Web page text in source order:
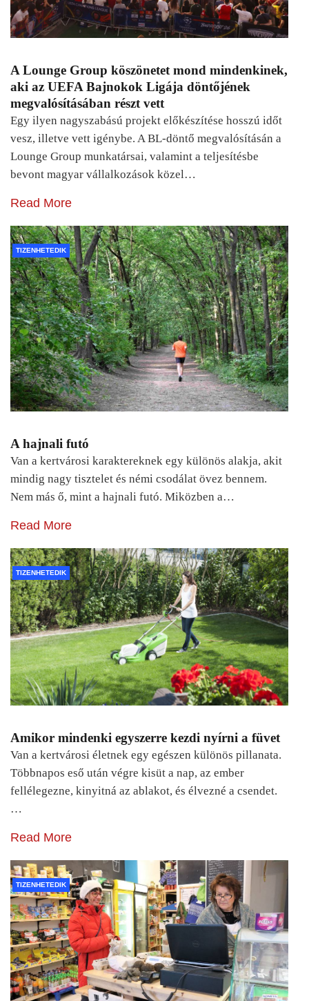
A Lounge Group köszönetet mond mindenkinek,
aki az UEFA Bajnokok Ligája döntőjének
megvalósításában részt vett
Egy ilyen nagyszabású projekt előkészítése hosszú időt
vesz, illetve vett igénybe. A BL-döntő megvalósításán a
Lounge Group munkatársai, valamint a teljesítésbe
bevont magyar vállalkozások közel…
Read More
TIZENHETEDIK
A hajnali futó
Van a kertvárosi karaktereknek egy különös alakja, akit
mindig nagy tisztelet és némi csodálat övez bennem.
Nem más ő, mint a hajnali futó. Miközben a…
Read More
TIZENHETEDIK
Amikor mindenki egyszerre kezdi nyírni a füvet
Van a kertvárosi életnek egy egészen különös pillanata.
Többnapos eső után végre kisüt a nap, az ember
fellélegezne, kinyitná az ablakot, és élvezné a csendet.
…
Read More
TIZENHETEDIK